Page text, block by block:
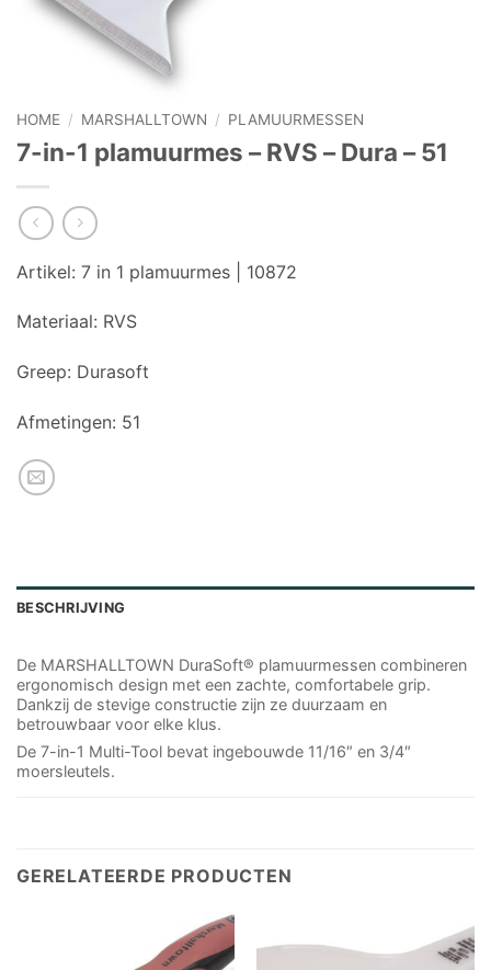
HOME / MARSHALLTOWN / PLAMUURMESSEN
7-in-1 plamuurmes – RVS – Dura – 51
Artikel: 7 in 1 plamuurmes | 10872
Materiaal: RVS
Greep: Durasoft
Afmetingen: 51
BESCHRIJVING
De MARSHALLTOWN DuraSoft® plamuurmessen combineren
ergonomisch design met een zachte, comfortabele grip.
Dankzij de stevige constructie zijn ze duurzaam en
betrouwbaar voor elke klus.
De 7-in-1 Multi-Tool bevat ingebouwde 11/16″ en 3/4″
moersleutels.
GERELATEERDE PRODUCTEN